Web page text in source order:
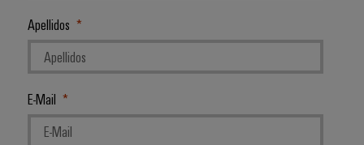
Apellidos
E-Mail